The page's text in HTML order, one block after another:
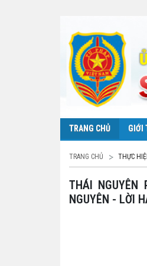
TRANG CHỦ GIỚI
TRANG CHỦ THỰC
THÁI NGUYÊN PHÁT ĐỘNG CUỘC THI SÁNG TẠO NỘI DUNG SỐ TRÊN MẠNG XÃ HỘI “THÁI
NGUYÊN - LỜI